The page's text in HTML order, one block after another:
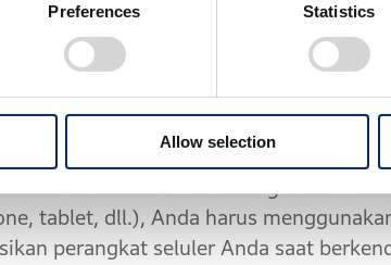
Preferences Statistics
Allow selection
dan mematuhi semua kondisi
serta instruksi polisi dan
yang memungkinkan Anda
suara dan gerakan jari yang
sepenuhnya untuk mengevaluasi
tersebut. Untuk menghindari
tablet, dll.), Anda harus
perangkat seluler Anda saat